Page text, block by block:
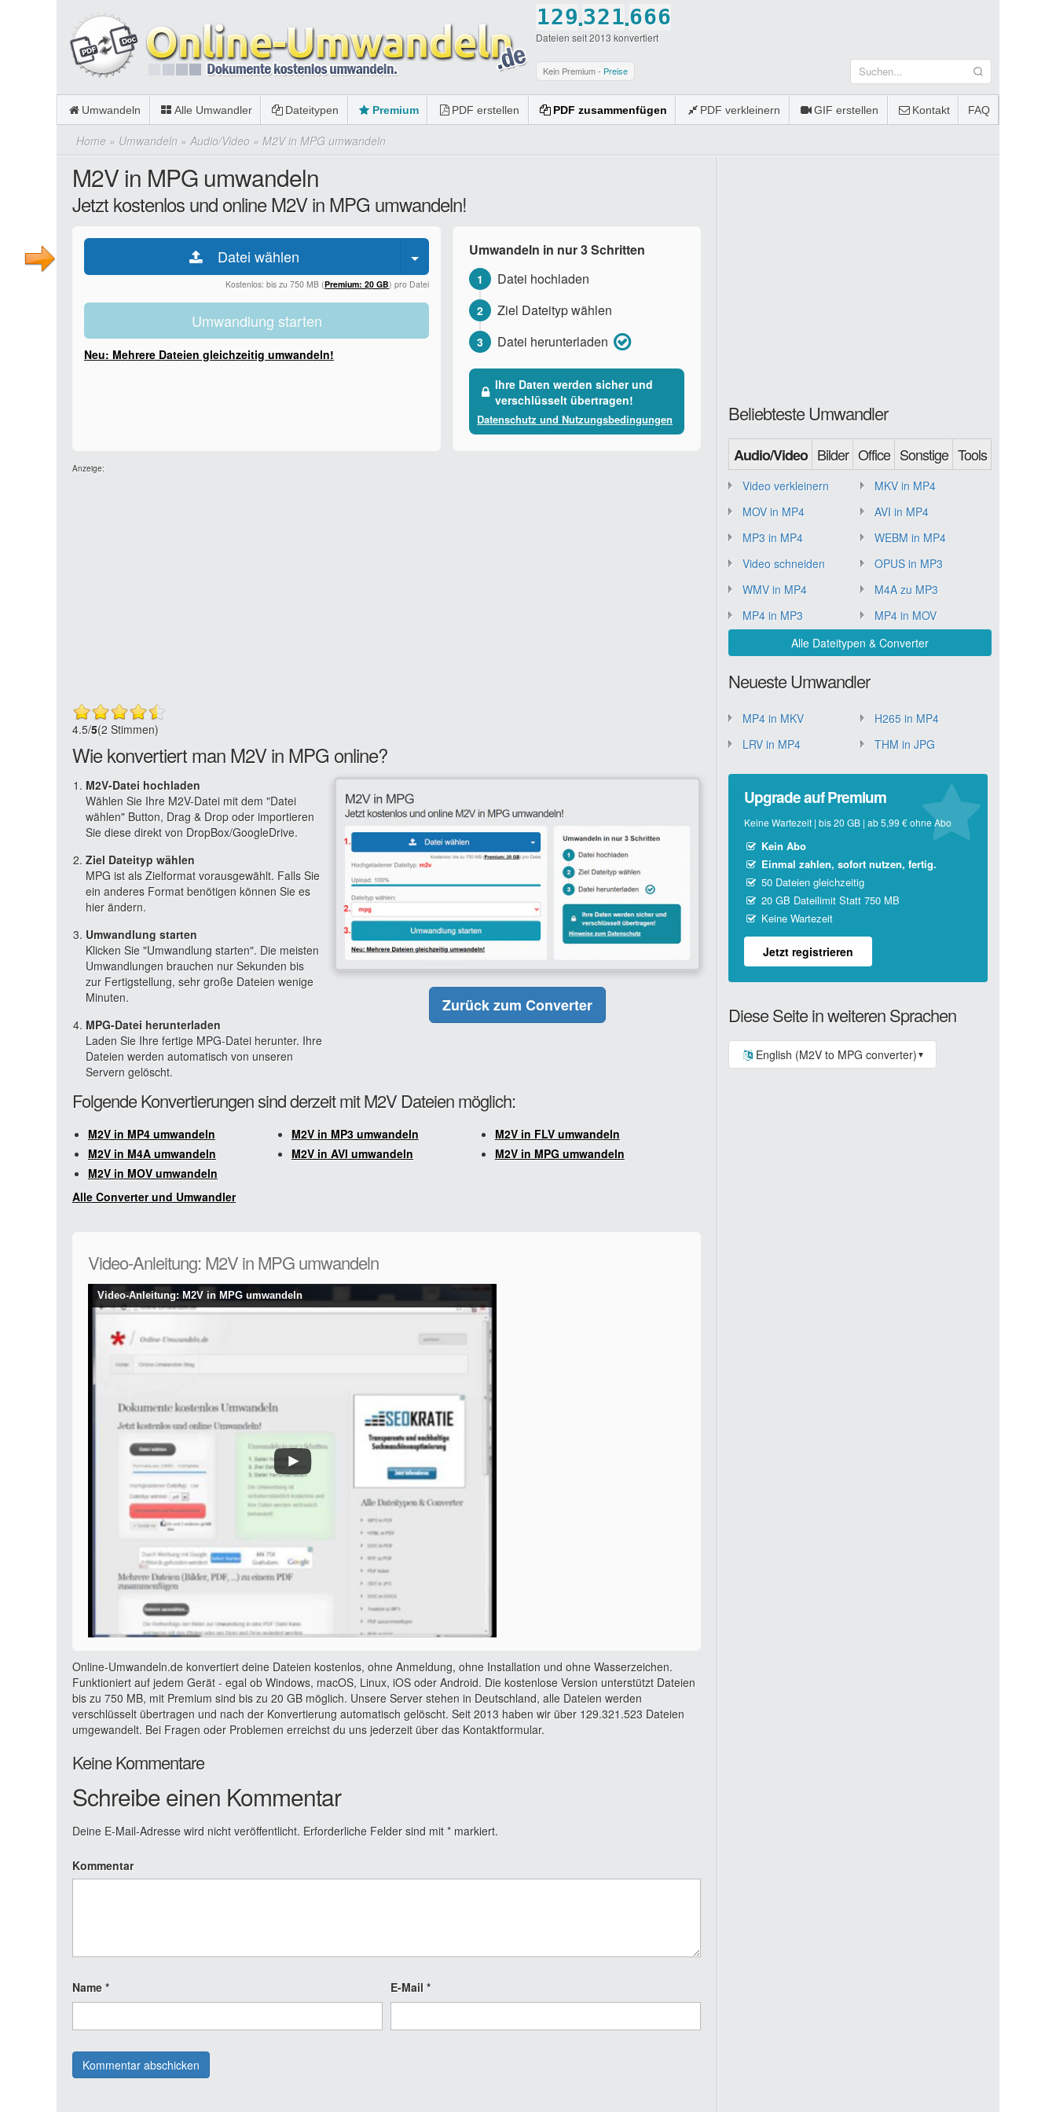
1
2
3
4
5
6
0
2
3
4
5
6
7
9
0
.3
4
5
6
7
8
2
3
4
5
6
7
1
2
3
4
5
6
0
.6
7
8
9
0
6
7
9
0
6
7
9
0
Dateien seit 2013 konvertiert
Kein Premium - Preise
Umwandeln Alle Umwandler Dateitypen Premium PDF erstellen PDF zusammenfügen PDF verkleinern GIF erstellen Kontakt FAQ
Home » Umwandeln » Audio/Video » M2V in MPG umwandeln
M2V in MPG umwandeln
Jetzt kostenlos und online M2V in MPG umwandeln!
Datei wählen
Kostenlos: bis zu 750 MB (Premium: 20 GB) pro Datei
Umwandlung starten
Neu: Mehrere Dateien gleichzeitig umwandeln!
Umwandeln in nur 3 Schritten
1 Datei hochladen
2 Ziel Dateityp wählen
3 Datei herunterladen
Ihre Daten werden sicher und
verschlüsselt übertragen!
Datenschutz und Nutzungsbedingungen
Anzeige:
4.5/5(2 Stimmen)
Wie konvertiert man M2V in MPG online?
M2V-Datei hochladen
Wählen Sie Ihre M2V-Datei mit dem "Datei
wählen" Button, Drag & Drop oder importieren
Sie diese direkt von DropBox/GoogleDrive.
Ziel Dateityp wählen
MPG ist als Zielformat vorausgewählt. Falls Sie
ein anderes Format benötigen können Sie es
hier ändern.
Umwandlung starten
Klicken Sie "Umwandlung starten". Die meisten
Umwandlungen brauchen nur Sekunden bis
zur Fertigstellung, sehr große Dateien wenige
Minuten.
MPG-Datei herunterladen
Laden Sie Ihre fertige MPG-Datei herunter. Ihre
Dateien werden automatisch von unseren
Servern gelöscht.
Zurück zum Converter
Folgende Konvertierungen sind derzeit mit M2V Dateien möglich:
M2V in MP4 umwandeln M2V in MP3 umwandeln
M2V in FLV umwandeln
M2V in M4A umwandeln
M2V in AVI umwandeln
M2V in MPG umwandeln
M2V in MOV umwandeln
Alle Converter und Umwandler
Video-Anleitung: M2V in MPG umwandeln
Video-Anleitung: M2V in MPG umwandeln
Online-Umwandeln.de konvertiert deine Dateien kostenlos, ohne Anmeldung, ohne Installation und ohne Wasserzeichen.
Funktioniert auf jedem Gerät - egal ob Windows, macOS, Linux, iOS oder Android. Die kostenlose Version unterstützt Dateien
bis zu 750 MB, mit Premium sind bis zu 20 GB möglich. Unsere Server stehen in Deutschland, alle Dateien werden
verschlüsselt übertragen und nach der Konvertierung automatisch gelöscht. Seit 2013 haben wir über 129.321.523 Dateien
umgewandelt. Bei Fragen oder Problemen erreichst du uns jederzeit über das Kontaktformular.
Keine Kommentare
Schreibe einen Kommentar
Deine E-Mail-Adresse wird nicht veröffentlicht. Erforderliche Felder sind mit * markiert.
Kommentar
Name * E-Mail *
Beliebteste Umwandler
Audio/Video Bilder Office Sonstige Tools
Video verkleinern
MKV in MP4
MOV in MP4
AVI in MP4
MP3 in MP4
WEBM in MP4
Video schneiden
OPUS in MP3
WMV in MP4
M4A zu MP3
MP4 in MP3
MP4 in MOV
Alle Dateitypen & Converter
Neueste Umwandler
MP4 in MKV
H265 in MP4
LRV in MP4
THM in JPG
Upgrade auf Premium
Keine Wartezeit | bis 20 GB | ab 5,99 € ohne Abo
Kein Abo
Einmal zahlen, sofort nutzen, fertig.
50 Dateien gleichzeitig
20 GB Dateilimit Statt 750 MB
Keine Wartezeit
Jetzt registrieren
Diese Seite in weiteren Sprachen
English (M2V to MPG converter) ▼